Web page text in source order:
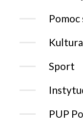
Pomoc
Kultura
Sport
PUP